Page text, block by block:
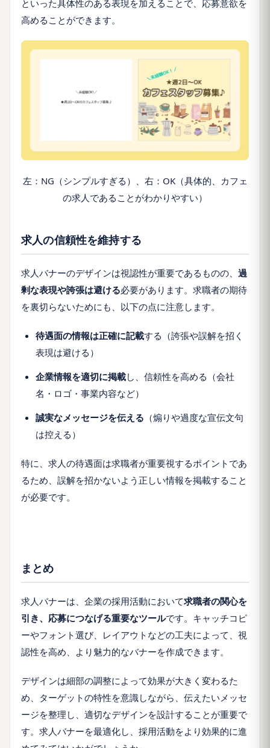
といった具体性のある表現を加えることで、応募意欲を
高めることができます。
左：NG（シンプルすぎる）、右：OK（具体的、カフェ
の求人であることがわかりやすい）
求人の信頼性を維持する
求人バナーのデザインは視認性が重要であるものの、 過
剰な表現や誇張は避ける必要があります。求職者の期待
を裏切らないためにも、以下の点に注意します。
待遇面の情報は正確に記載する（誇張や誤解を招く
表現は避ける）
企業情報を適切に掲載し、信頼性を高める（会社
名・ロゴ・事業内容など）
誠実なメッセージを伝える （煽りや過度な宣伝文句
は控える）
特に、求人の待遇面は求職者が重要視するポイントであ
るため、誤解を招かないよう正しい情報を掲載すること
が必要です。
まとめ
求人バナーは、企業の採用活動において求職者の関心を
引き、応募につなげる重要なツールです。キャッチコピ
ーやフォント選び、レイアウトなどの工夫によって、視
認性を高め、より魅力的なバナーを作成できます。
デザインは細部の調整によって効果が大きく変わるた
め、ターゲットの特性を意識しながら、伝えたいメッセ
ージを整理し、適切なデザインを設計することが重要で
す。求人バナーを最適化し、採用活動をより効果的に進